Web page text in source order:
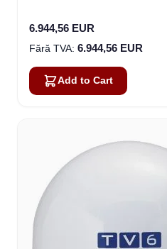
6.944,56 EUR
6.944,56 EUR
Add to Cart